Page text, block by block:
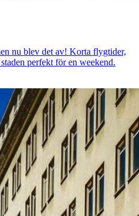
nu blev det av! Korta flygtider,
perfekt för en weekend.